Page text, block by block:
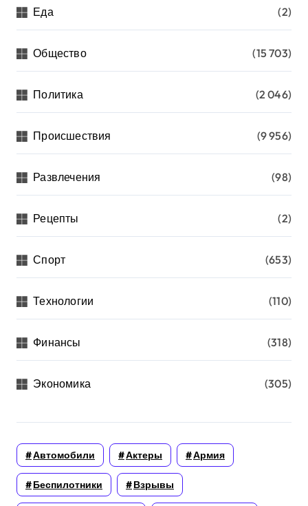
Еда (2)
Общество (15 703)
Политика (2 046)
Происшествия (9 956)
Развлечения (98)
Рецепты (2)
Спорт (653)
Технологии (110)
Финансы (318)
Экономика (305)
Автомобили Актеры Армия
Беспилотники Взрывы